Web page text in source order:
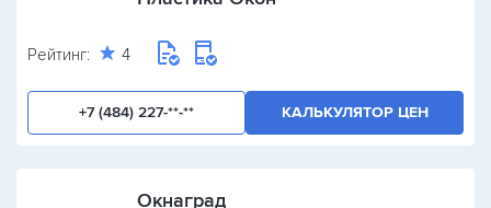
Рейтинг: 4
+7 (484) 227-**-** КАЛЬКУЛЯТОР ЦЕН
Окнаград